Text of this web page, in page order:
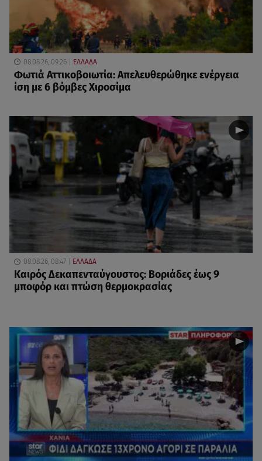
08.08.26, 09:26 ΕΛΛΑΔΑ
Φωτιά Αττικοβοιωτία: Απελευθερώθηκε ενέργεια
ίση με 6 βόμβες Χιροσίμα
08.08.26, 08:47 ΕΛΛΑΔΑ
Καιρός Δεκαπενταύγουστος: Βοριάδες έως 9
μποφόρ και πτώση θερμοκρασίας